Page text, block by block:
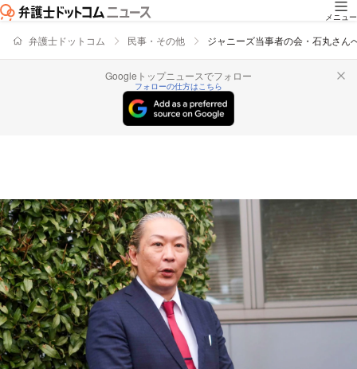
メニュー
弁護士ドットコム 民事・その他 ジャニーズ当事者の会・石丸さん
Googleトップニュースでフォロー
フォローの仕方はこちら